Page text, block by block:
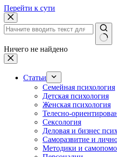
Перейти к сути
Ничего не найдено
Статьи
Семейная психология
Детская психология
Женская психология
Телесно-
Сексология
Деловая и бизнес
Саморазвитие и
Методики и